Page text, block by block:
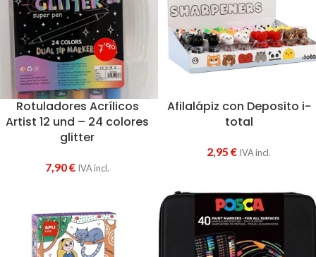
Rotuladores Acrílicos
Artist 12 und – 24 colores
glitter
7,90€ IVA incl.
Afilalápiz con Deposito i-
total
2,95 € IVA incl.